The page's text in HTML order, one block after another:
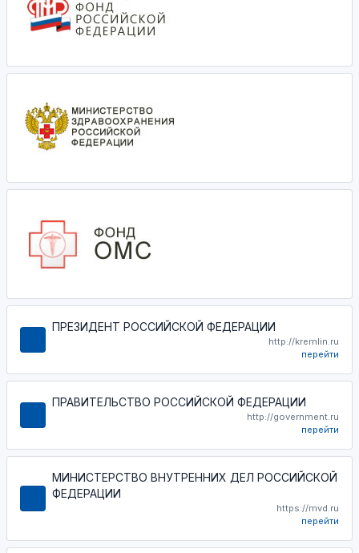
ПРЕЗИДЕНТ РОССИЙСКОЙ ФЕДЕРАЦИИ
http://kremlin.ru
перейти
ПРАВИТЕЛЬСТВО РОССИЙСКОЙ ФЕДЕРАЦИИ
http://government.ru
перейти
МИНИСТЕРСТВО ВНУТРЕННИХ ДЕЛ РОССИЙСКОЙ
ФЕДЕРАЦИИ
https://mvd.ru
перейти